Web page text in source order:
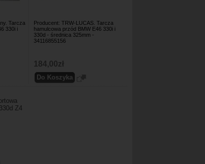
Tarcza
330i i
Producent: TRW-LUCAS. Tarcza
hamulcowa przód BMW E46 330i i
330d - średnica 325mm -
34116855156
184,00zł
Z4